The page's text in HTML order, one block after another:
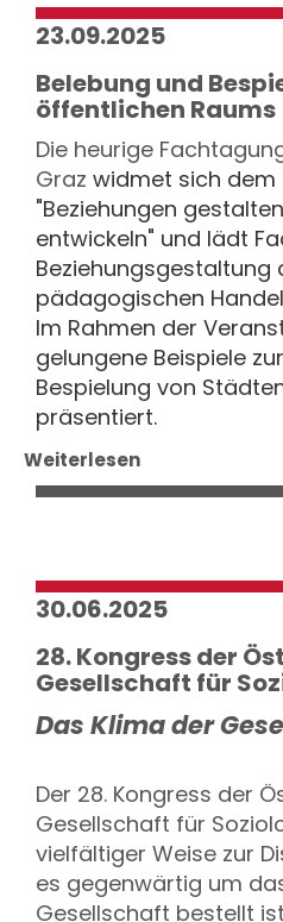
23.09.2025
Belebung und
öffentlichen Raums
Die heurige
Graz widmet sich dem
"Beziehungen
entwickeln" und lädt
Beziehungsgestaltung
pädagogischen
Im Rahmen der
gelungene Beispiele
Bespielung von
präsentiert.
Weiterlesen
30.06.2025
28. Kongress der
Gesellschaft für
Das Klima der
Der 28. Kongress der
Gesellschaft für
vielfältiger Weise zur
es gegenwärtig um
Gesellschaft bestellt